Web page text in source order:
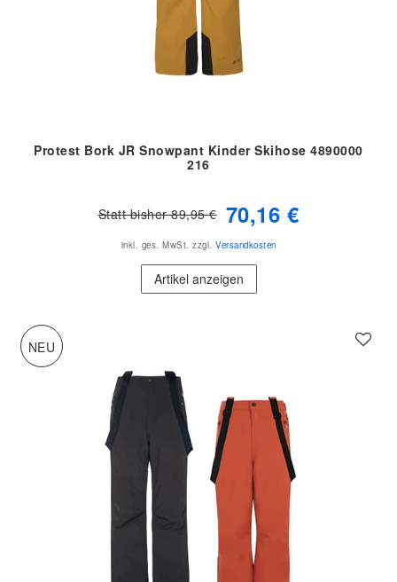
Protest Bork JR Snowpant Kinder Skihose 4890000
216
Statt bisher 89,95 € 70,16 €
inkl. ges. MwSt. zzgl. Versandkosten
Artikel anzeigen
NEU